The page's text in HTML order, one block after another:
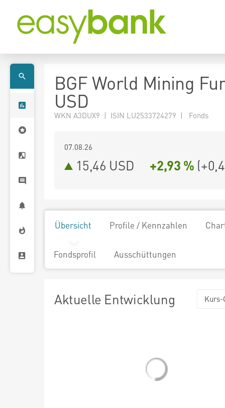
BGF World Mining
USD
WKN A3DUX9 | ISIN LU2533724279 | Fonds
07.08.26
15,46 USD +2,93 % (
Übersicht Profile / Kennzahlen
Fondsprofil Ausschüttungen
Aktuelle Entwicklung Kurs-